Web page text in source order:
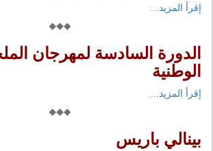
إقرأ المزيد...
الدورة السادسة لمهرجان
الوطنية
إقرأ المزيد...
بينالي باريس